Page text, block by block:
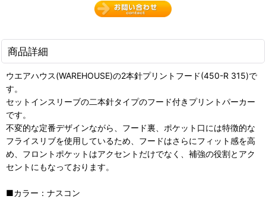
商品詳細
ウエアハウス(WAREHOUSE)の2本針プリントフード(450-R 315)で
す。
セットインスリーブの二本針タイプのフード付きプリントパーカー
です。
不変的な定番デザインながら、フード裏、ポケット口には特徴的な
フライスリブを使用しているため、フードはさらにフィット感を高
め、フロントポケットはアクセントだけでなく、補強の役割とアク
セントにもなっております。
■カラー：ナスコン